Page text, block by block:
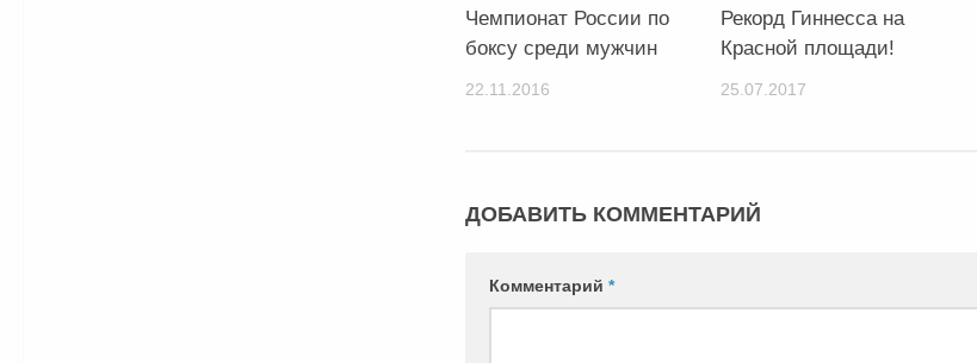
Чемпионат России по
боксу среди мужчин
22.11.2016
Рекорд Гиннесса на
Красной площади!
25.07.2017
ДОБАВИТЬ КОММЕНТАРИЙ
Комментарий *